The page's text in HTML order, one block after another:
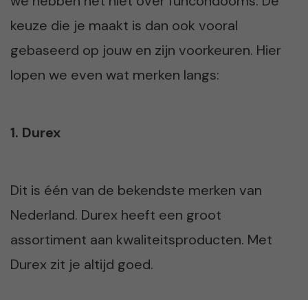
keuze die je maakt is dan ook vooral
gebaseerd op jouw en zijn voorkeuren. Hier
lopen we even wat merken langs:
1. Durex
Dit is één van de bekendste merken van
Nederland. Durex heeft een groot
assortiment aan kwaliteitsproducten. Met
Durex zit je altijd goed.